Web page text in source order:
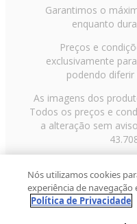
Garantimos o
enquanto
Preços e
exclusivamente
podendo diferir
As imagens dos
Todos os preços e
a alteração sem
Paulo/SP, CEP
2013 Fast Shop -
Nós utilizamos cookies
experiência de navegação
Política de Privacidade